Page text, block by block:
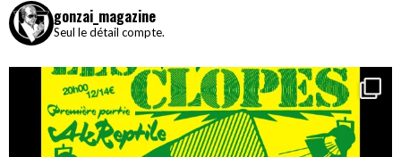
gonzai_magazine
Seul le détail compte.